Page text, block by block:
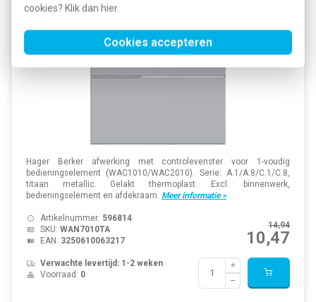
cookies? Klik dan hier.
Cookies accepteren
Hager Berker afwerking met controlevenster voor 1-voudig
bedieningselement (WAC1010/WAC2010). Serie: A.1/A.8/C.1/C.8,
titaan metallic. Gelakt thermoplast. Excl. binnenwerk,
bedieningselement en afdekraam. Meer informatie »
14,94
10,47
Artikelnummer: 596814
SKU: WAN7010TA
EAN: 3250610063217
Verwachte levertijd: 1-2 weken
Voorraad: 0